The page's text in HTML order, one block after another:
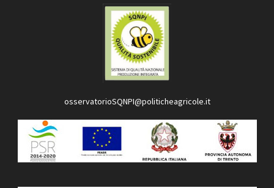
osservatorioSQNPI@politicheagricole.it